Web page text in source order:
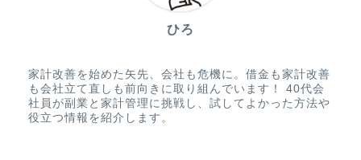
ひろ
家計改善を始めた矢先、会社も危機に。借金も家計改善
も会社立て直しも前向きに取り組んでいます！ 40代会
社員が副業と家計管理に挑戦し、試してよかった方法や
役立つ情報を紹介します。